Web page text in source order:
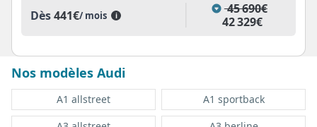
Dès441€/ mois i
45 690€
42 329€
Nos modèles Audi
A1 allstreet
A1 sportback